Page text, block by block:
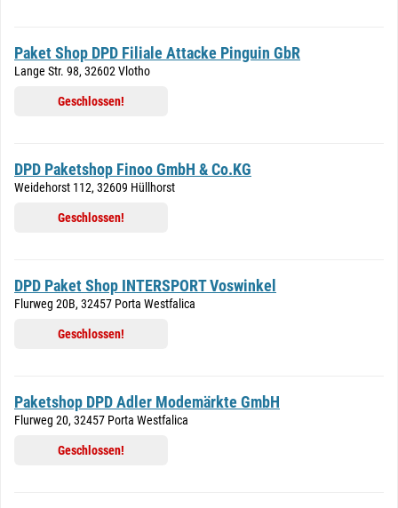
Paket Shop DPD Filiale Attacke Pinguin GbR
Lange Str. 98, 32602 Vlotho
Geschlossen!
DPD Paketshop Finoo GmbH & Co.KG
Weidehorst 112, 32609 Hüllhorst
Geschlossen!
DPD Paket Shop INTERSPORT Voswinkel
Flurweg 20B, 32457 Porta Westfalica
Geschlossen!
Paketshop DPD Adler Modemärkte GmbH
Flurweg 20, 32457 Porta Westfalica
Geschlossen!